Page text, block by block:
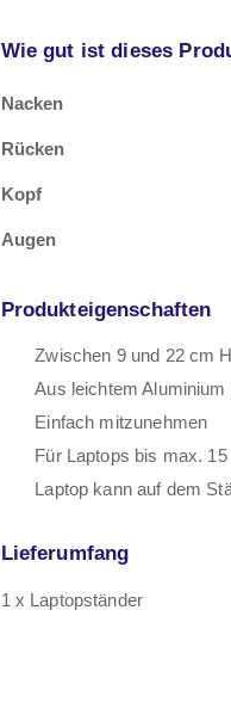
Wie gut ist dieses
Nacken
Rücken
Kopf
Augen
Produkteigenschaften
Zwischen 9 und 22 cm
Aus leichtem Aluminium
Einfach mitzunehmen
Für Laptops bis max. 15
Laptop kann auf dem
Lieferumfang
1 x Laptopständer